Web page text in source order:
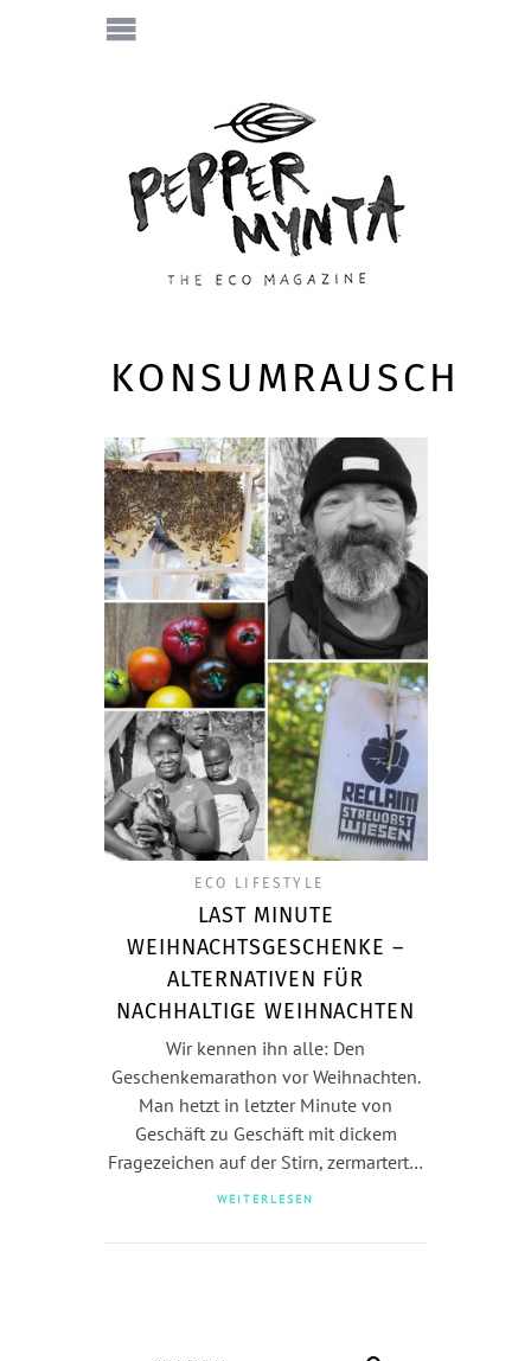
KONSUMRAUSCH
ECO LIFESTYLE
LAST MINUTE
WEIHNACHTSGESCHENKE –
ALTERNATIVEN FÜR
NACHHALTIGE WEIHNACHTEN
Wir kennen ihn alle: Den
Geschenkemarathon vor Weihnachten.
Man hetzt in letzter Minute von
Geschäft zu Geschäft mit dickem
Fragezeichen auf der Stirn, zermartert…
WEITERLESEN